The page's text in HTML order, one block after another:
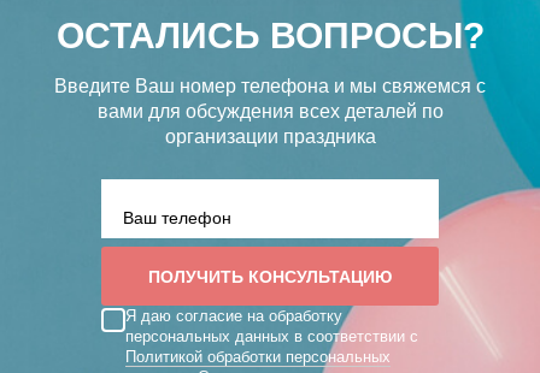
ОСТАЛИСЬ ВОПРОСЫ?
Введите Ваш номер телефона и мы свяжемся с
вами для обсуждения всех деталей по
организации праздника
Я даю согласие на обработку
персональных данных в соответствии с
Политикой обработки персональных